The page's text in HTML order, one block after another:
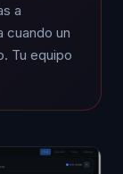
a
cuando un
Tu equipo